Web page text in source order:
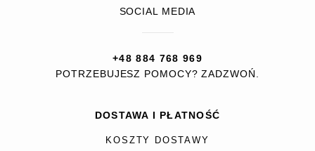
SOCIAL MEDIA
+48 884 768 969
POTRZEBUJESZ POMOCY? ZADZWOŃ.
DOSTAWA I PŁATNOŚĆ
KOSZTY DOSTAWY